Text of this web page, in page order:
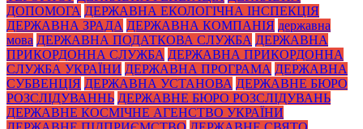
ДОПОМОГА ДЕРЖАВНА ЕКОЛОГІЧНА ІНСПЕКЦІЯ
ДЕРЖАВНА ЗРАДА ДЕРЖАВНА КОМПАНІЯ державна
мова ДЕРЖАВНА ПОДАТКОВА СЛУЖБА ДЕРЖАВНА
ПРИКОРДОННА СЛУЖБА ДЕРЖАВНА ПРИКОРДОННА
СЛУЖБА УКРАЇНИ ДЕРЖАВНА ПРОГРАМА ДЕРЖАВНА
СУБВЕНЦІЯ ДЕРЖАВНА УСТАНОВА ДЕРЖАВНЕ БЮРО
РОЗСЛІДУВАННЬ ДЕРЖАВНЕ БЮРО РОЗСЛІДУВАНЬ
ДЕРЖАВНЕ КОСМІЧНЕ АГЕНСТВО УКРАЇНИ